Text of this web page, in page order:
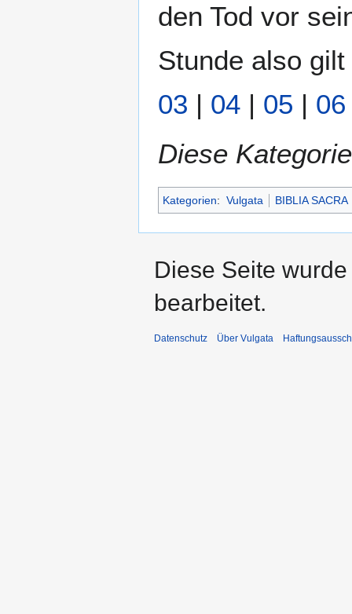
den Tod vor
Stunde also
03 | 04 | 05 | 06
Diese
Kategorien: Vulgata BIBLIA SACRA
Diese Seite
bearbeitet.
Datenschutz Über Vulgata